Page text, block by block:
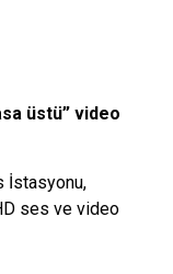
üstü” video
İstasyonu,
ses ve video